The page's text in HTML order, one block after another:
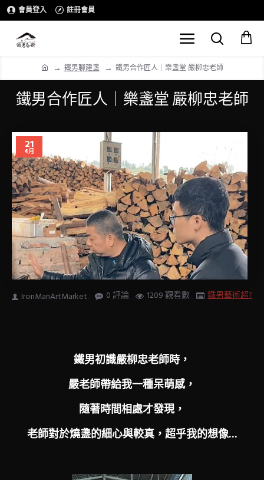
會員登入 註冊會員
鐵男聊建盞 鐵男合作匠人｜樂盞堂 嚴柳忠老師
鐵男合作匠人｜樂盞堂 嚴柳忠老師
21
4月
IronManArtMarket. 0 評論 1209 觀看數 鐵男藝術超市
鐵男初識嚴柳忠老師時，
嚴老師帶給我一種呆萌感，
隨著時間相處才發現，
老師對於燒盞的細心與較真，超乎我的想像...